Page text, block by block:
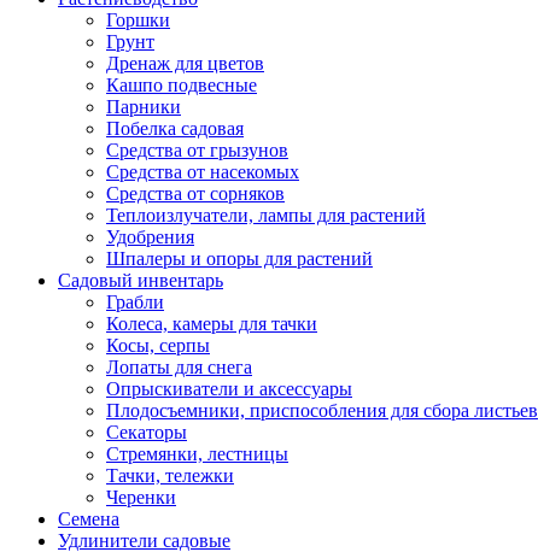
Горшки
Грунт
Дренаж для цветов
Кашпо подвесные
Парники
Побелка садовая
Средства от грызунов
Средства от насекомых
Средства от сорняков
Теплоизлучатели, лампы для растений
Удобрения
Шпалеры и опоры для растений
Садовый инвентарь
Грабли
Колеса, камеры для тачки
Косы, серпы
Лопаты для снега
Опрыскиватели и аксессуары
Плодосъемники, приспособления для сбора листьев
Секаторы
Стремянки, лестницы
Тачки, тележки
Черенки
Семена
Удлинители садовые